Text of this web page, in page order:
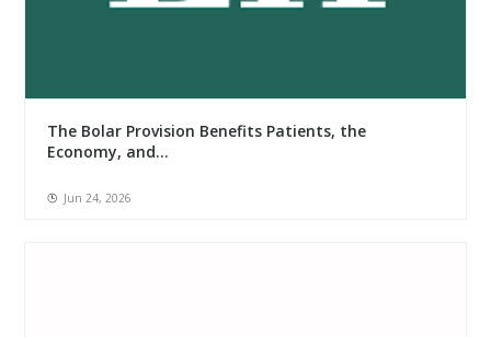
The Bolar Provision Benefits Patients, the
Economy, and...
Jun 24, 2026